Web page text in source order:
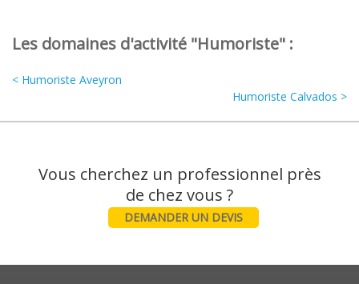
Les domaines d'activité "Humoriste" :
< Humoriste Aveyron
Humoriste Calvados >
Vous cherchez un professionnel près
DEMANDER UN DEVIS